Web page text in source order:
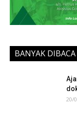
BANYAK DIBACA
20/